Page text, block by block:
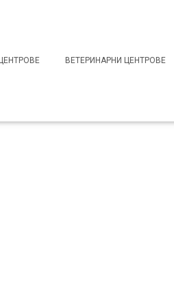
ВЕТЕРИНАРНИ ЦЕНТРОВЕ